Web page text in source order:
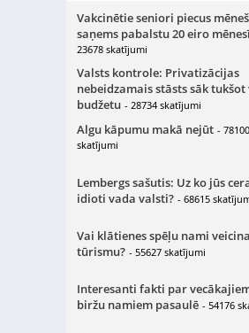
Vakcinētie seniori piecus
saņems pabalstu 20 eiro
23678 skatījumi
Valsts kontrole: Privatizācijas
nebeidzamais stāsts sāk tukšot
budžetu - 28734 skatījumi
Algu kāpumu makā nejūt - 78100
skatījumi
Lembergs sašutis: Uz ko jūs
idioti vada valsti? - 68615
Vai klātienes spēļu nami veicina
tūrismu? - 55627 skatījumi
Interesanti fakti par
biržu namiem pasaulē - 54176